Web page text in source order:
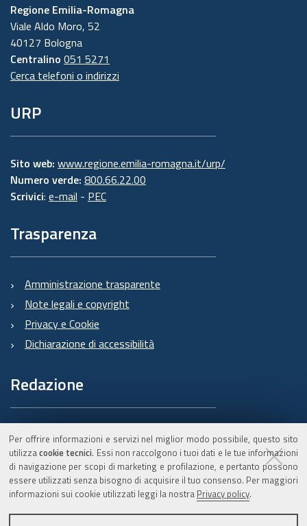
Per offrire informazioni e servizi nel miglior modo possibile, questo sito
utilizzacookie tecnici. Essi non raccolgono i tuoi dati e le tue informazioni
di navigazione per scopi di marketing e profilazione, e pertanto possono
essere utilizzati senza bisogno di acquisire il tuo consenso. Per maggiori
informazioni sui cookie utilizzati leggi la nostra Privacy policy.
Regione Emilia-Romagna
Viale Aldo Moro, 52
40127 Bologna
Centralino 051 5271
Cerca telefoni o indirizzi
URP
Sito web: www.regione.emilia-romagna.it/urp/
Numero verde: 800.66.22.00
Scrivici: e-mail - PEC
Trasparenza
Amministrazione trasparente
Note legali e copyright
Privacy e Cookie
Dichiarazione di accessibilità
Redazione
Informazioni sul Burert
e contatti
C.F. 800.625.903.79